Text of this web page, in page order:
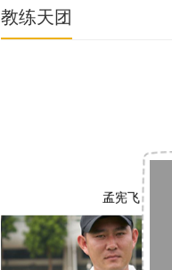
教练天团
孟宪飞